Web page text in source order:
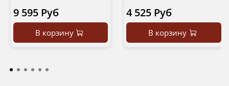
9 595 Руб
В корзину
4 525 Руб
В корзину